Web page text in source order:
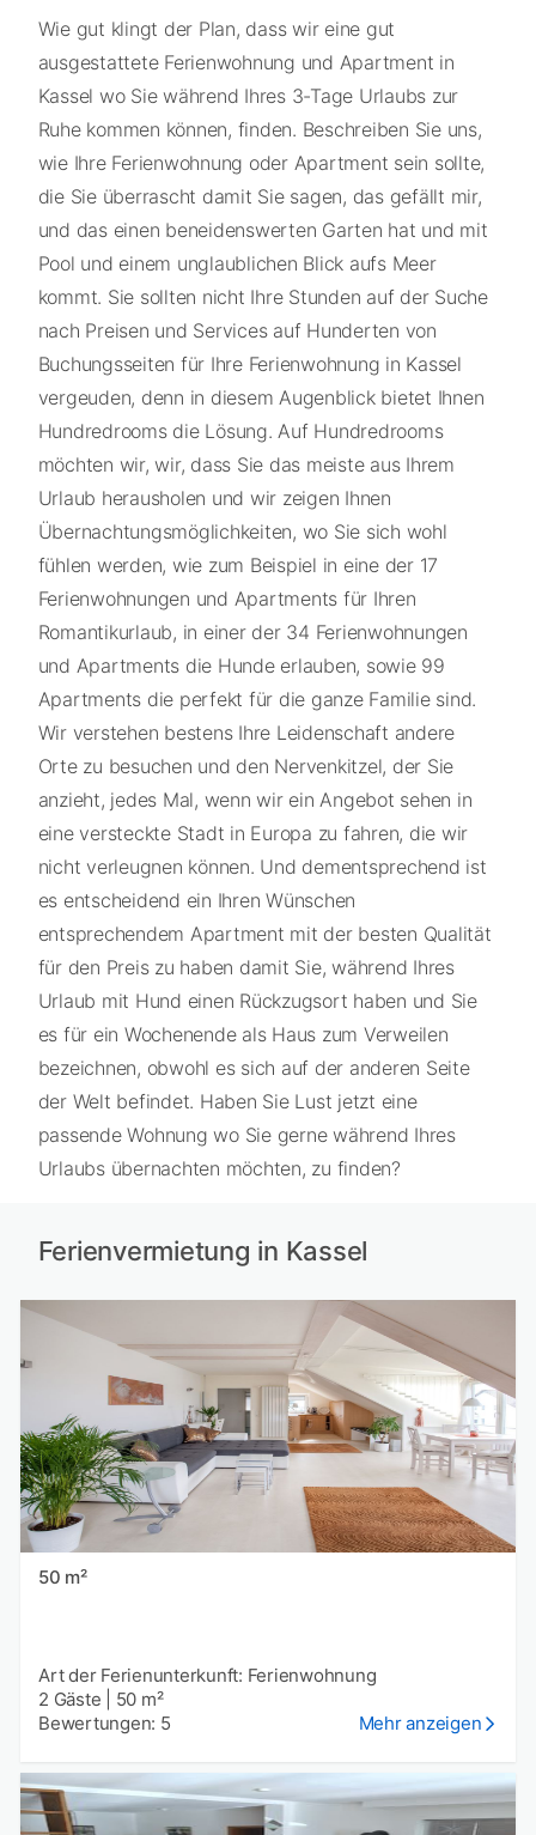
Wie gut klingt der Plan, dass wir eine gut
ausgestattete Ferienwohnung und Apartment in
Kassel wo Sie während Ihres 3-Tage Urlaubs zur
Ruhe kommen können, finden. Beschreiben Sie uns,
wie Ihre Ferienwohnung oder Apartment sein sollte,
die Sie überrascht damit Sie sagen, das gefällt mir,
und das einen beneidenswerten Garten hat und mit
Pool und einem unglaublichen Blick aufs Meer
kommt. Sie sollten nicht Ihre Stunden auf der Suche
nach Preisen und Services auf Hunderten von
Buchungsseiten für Ihre Ferienwohnung in Kassel
vergeuden, denn in diesem Augenblick bietet Ihnen
Hundredrooms die Lösung. Auf Hundredrooms
möchten wir, wir, dass Sie das meiste aus Ihrem
Urlaub herausholen und wir zeigen Ihnen
Übernachtungsmöglichkeiten, wo Sie sich wohl
fühlen werden, wie zum Beispiel in eine der 17
Ferienwohnungen und Apartments für Ihren
Romantikurlaub, in einer der 34 Ferienwohnungen
und Apartments die Hunde erlauben, sowie 99
Apartments die perfekt für die ganze Familie sind.
Wir verstehen bestens Ihre Leidenschaft andere
Orte zu besuchen und den Nervenkitzel, der Sie
anzieht, jedes Mal, wenn wir ein Angebot sehen in
eine versteckte Stadt in Europa zu fahren, die wir
nicht verleugnen können. Und dementsprechend ist
es entscheidend ein Ihren Wünschen
entsprechendem Apartment mit der besten Qualität
für den Preis zu haben damit Sie, während Ihres
Urlaub mit Hund einen Rückzugsort haben und Sie
es für ein Wochenende als Haus zum Verweilen
bezeichnen, obwohl es sich auf der anderen Seite
der Welt befindet. Haben Sie Lust jetzt eine
passende Wohnung wo Sie gerne während Ihres
Urlaubs übernachten möchten, zu finden?
Ferienvermietung in Kassel
50 m²
Art der Ferienunterkunft: Ferienwohnung
2 Gäste
50 m²
Bewertungen: 5
Mehr anzeigen